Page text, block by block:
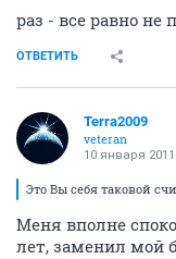
раз - все равно не
ОТВЕТИТЬ
Terra2009
veteran
10 января 2011
Это Вы себя таковой
Меня вполне
лет, заменил